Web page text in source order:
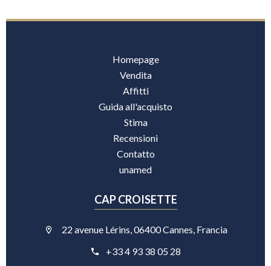
Homepage
Vendita
Affitti
Guida all'acquisto
Stima
Recensioni
Contatto
unamed
CAP CROISETTE
22 avenue Lérins, 06400 Cannes, Francia
+33 4 93 38 05 28